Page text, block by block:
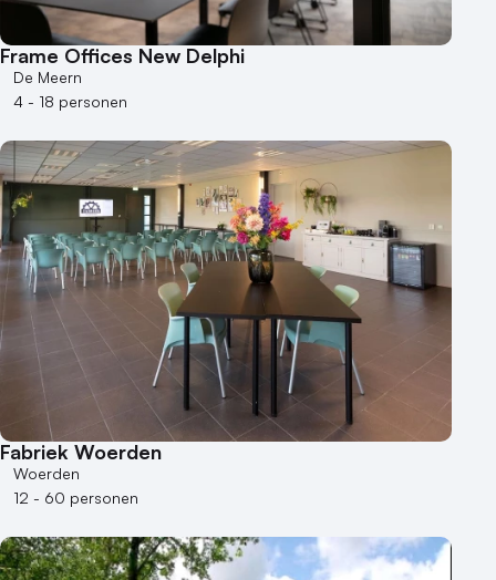
Frame Offices New Delphi
De Meern
4 - 18 personen
Fabriek Woerden
Woerden
12 - 60 personen